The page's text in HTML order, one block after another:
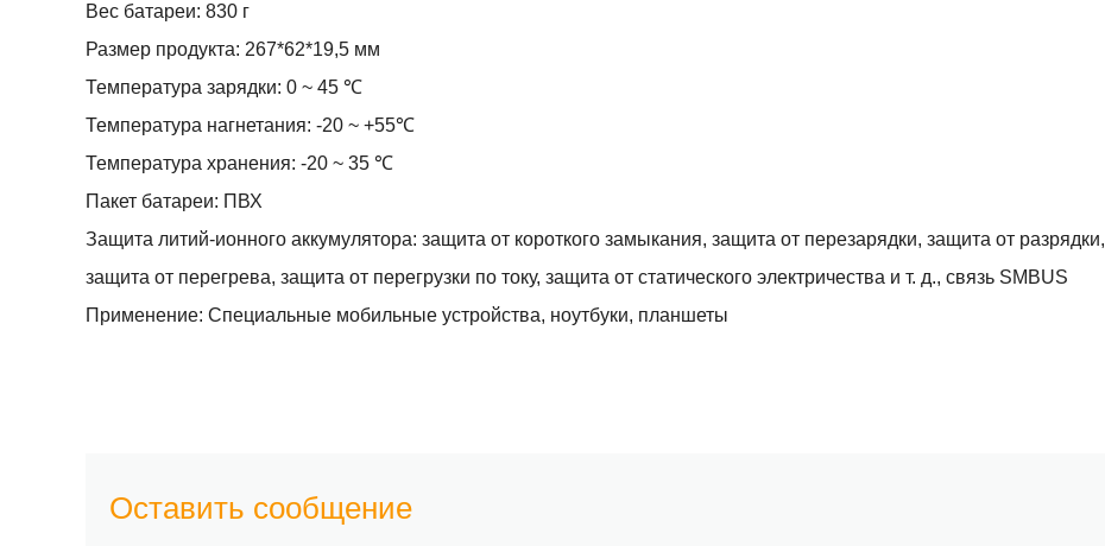
Вес батареи: 830 г
Размер продукта: 267*62*19,5 мм
Температура зарядки: 0 ~ 45 ℃
Температура нагнетания: -20 ~ +55℃
Температура хранения: -20 ~ 35 ℃
Пакет батареи: ПВХ
Защита литий-ионного аккумулятора: защита от короткого замыкания, защита от перезарядки, защита от разрядки,
защита от перегрева, защита от перегрузки по току, защита от статического электричества и т. д., связь SMBUS
Применение: Специальные мобильные устройства, ноутбуки, планшеты
Оставить сообщение